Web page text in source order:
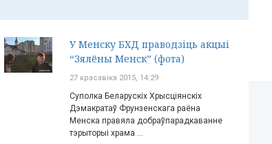
У Менску БХД праводзіць акцыі
“Зялёны Менск” (фота)
27 красавіка 2015, 14:29
Суполка Беларускіх Хрысціянскіх
Дэмакратаў Фрунзенскага раёна
Менска правяла добраўпарадкаванне
тэрыторыі храма ...